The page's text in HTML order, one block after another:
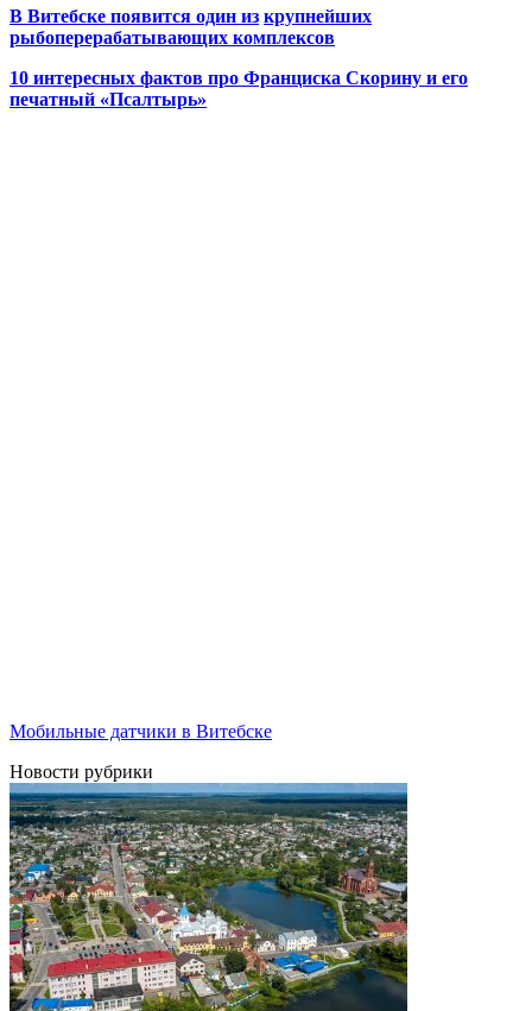
В Витебске появится один из крупнейших
рыбоперерабатывающих комплексов
10 интересных фактов про Франциска Скорину и его
печатный «Псалтырь»
Мобильные датчики в Витебске
Новости рубрики